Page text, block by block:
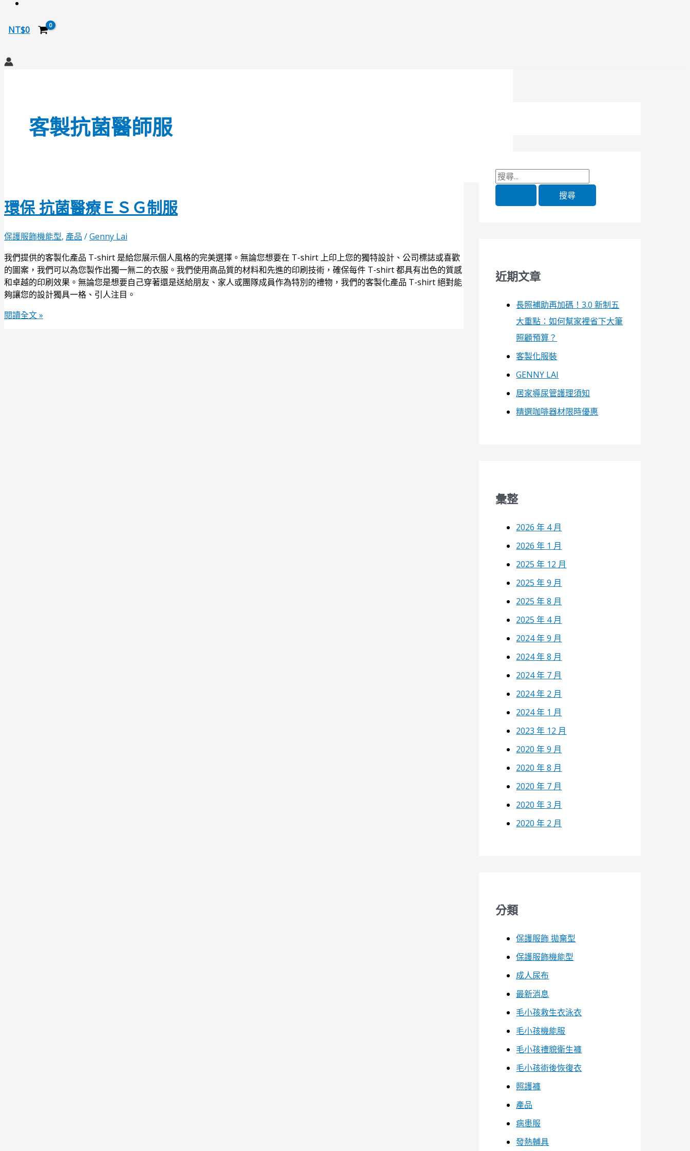
NT$0
尋
客製抗菌醫師服
環保 抗菌醫療ＥＳＧ制服
保護服飾機能型, 產品 /Genny Lai
我們提供的客製化產品 T-shirt 是給您展示個人風格的完美選擇。無論您想要在 T-shirt 上印上您的獨特設計、公司標誌或喜歡
的圖案，我們可以為您製作出獨一無二的衣服。我們使用高品質的材料和先進的印刷技術，確保每件 T-shirt 都具有出色的質感
和卓越的印刷效果。無論您是想要自己穿著還是送給朋友、家人或團隊成員作為特別的禮物，我們的客製化產品 T-shirt 絕對能
夠讓您的設計獨具一格、引人注目。
閱讀全文 »
近期文章
長照補助再加碼！3.0 新制五
大重點：如何幫家裡省下大筆
照顧預算？
客製化服裝
GENNY LAI
居家導尿管護理須知
精選咖啡器材限時優惠
彙整
2026 年 4 月
2026 年 1 月
2025 年 12 月
2025 年 9 月
2025 年 8 月
2025 年 4 月
2024 年 9 月
2024 年 8 月
2024 年 7 月
2024 年 2 月
2024 年 1 月
2023 年 12 月
2020 年 9 月
2020 年 8 月
2020 年 7 月
2020 年 3 月
2020 年 2 月
分類
保護服飾 拋棄型
保護服飾機能型
成人尿布
最新消息
毛小孩救生衣泳衣
毛小孩機能服
毛小孩禮貌衛生褲
毛小孩術後恢復衣
照護褲
產品
病患服
發熱輔具